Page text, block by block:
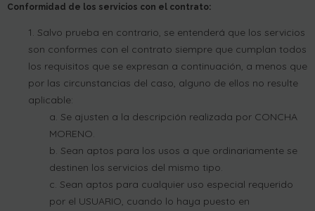
Conformidad de los servicios con el contrato:
Salvo prueba en contrario, se entenderá que los servicios
son conformes con el contrato siempre que cumplan todos
los requisitos que se expresan a continuación, a menos que
por las circunstancias del caso, alguno de ellos no resulte
aplicable:
Se ajusten a la descripción realizada por CONCHA
MORENO.
Sean aptos para los usos a que ordinariamente se
destinen los servicios del mismo tipo.
Sean aptos para cualquier uso especial requerido
por el USUARIO, cuando lo haya puesto en